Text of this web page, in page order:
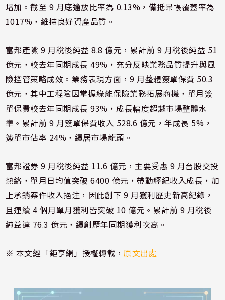
增加。截至 9 月底逾放比率為 0.13%，備抵呆帳覆蓋率為
1017%，維持良好資產品質。
富邦產險 9 月稅後純益 8.8 億元，累計前 9 月稅後純益 51
億元，較去年同期成長 49%，充分反映業務品質提升與風
險控管策略成效。業務表現方面，9 月整體簽單保費 50.3
億元，其中工程險因掌握綠能保險業務拓展商機，單月簽
單保費較去年同期成長 93%，成長幅度超越市場整體水
準。累計前 9 月簽單保費收入 528.6 億元，年成長 5%，
簽單市佔率 24%，續居市場龍頭。
富邦證券 9 月稅後純益 11.6 億元，主要受惠 9 月台股交投
熱絡，單月日均值突破 6400 億元，帶動經紀收入成長，加
上承銷案件收入挹注，因此創下 9 月獲利歷史新高紀錄，
且連續 4 個月單月獲利皆突破 10 億元。累計前 9 月稅後
純益達 76.3 億元，續創歷年同期獲利次高。
※ 本文經「鉅亨網」授權轉載，原文出處